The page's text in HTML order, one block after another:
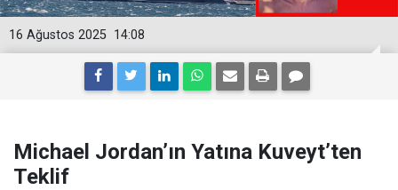
14:08
16 Ağustos 2025
Michael Jordan’ın Yatına Kuveyt’ten
Teklif